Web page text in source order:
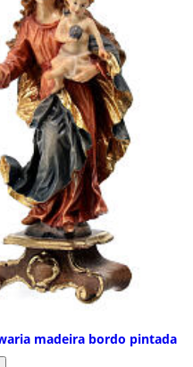
madeira bordo pintada